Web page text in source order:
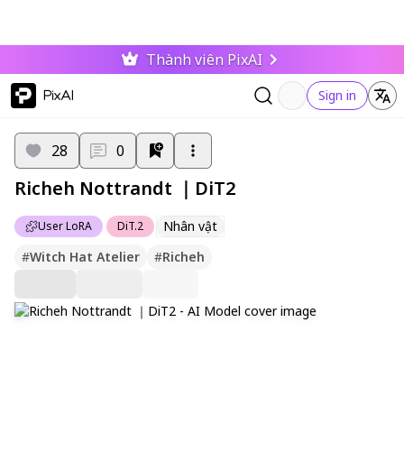
Thành viên PixAI
PixAI Sign in
User LoRA DiT.2 Nhân vật
28 0
Richeh Nottrandt ｜DiT2
#Witch Hat Atelier #Richeh